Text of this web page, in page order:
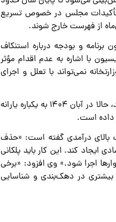
تأکیدات مجلس در خصوص تسریع
از فهرست خارج شوند.
قاطع، گزارش کمیسیون برنامه و بودجه درباره استنکاف
کردند. کمیسیون با اشاره به عدم اقدام مؤثر
نمی‌تواند با تعلل و اجرای
بدین ترتیب ممکن است اگر تا پیش از این هر ماه یارانه یک تا سه میلیون نفر حذف می‌شد، حالا در آبان ۱۴۰۴ به یکباره یارانه
داده است.
بالای درآمدی گفته است: «حذف
ایجاد کند. این کار باید پلکانی
اجرا شود.» وی افزود: «برخی
بیشتری در دهک‌بندی و شناسایی